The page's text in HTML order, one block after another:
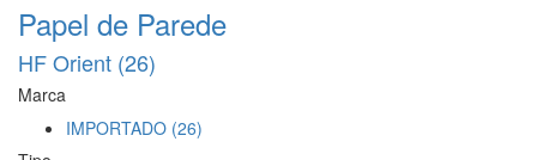
Papel de Parede
HF Orient (26)
Marca
IMPORTADO (26)